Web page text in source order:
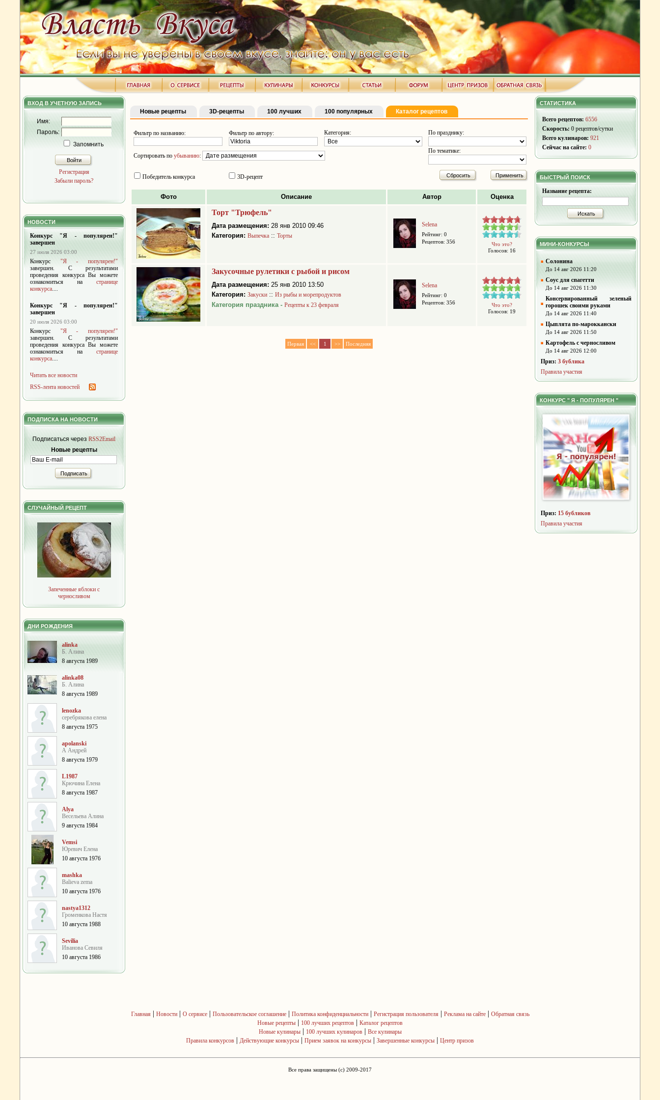
ВХОД В УЧЕТНУЮ ЗАПИСЬ
Имя:
Пароль:
Запомнить
Войти
Регистрация
Забыли пароль?
НОВОСТИ
Конкурс "Я - популярен!"
завершен
27 июля 2026 03:00
Конкурс"Я - популярен!"
завершен. С результатами
проведения конкурса Вы можете
ознакомиться на странице
конкурса....
Конкурс "Я - популярен!"
завершен
20 июля 2026 03:00
Конкурс "Я - популярен!"
завершен. С результатами
проведения конкурса Вы можете
ознакомиться на странице
конкурса....
Читать все новости
RSS-лента новостей
ПОДПИСКА НА НОВОСТИ
Подписаться черезRSS2Email
Новые рецепты
Подписать
СЛУЧАЙНЫЙ РЕЦЕПТ
Запеченные яблоки с
черносливом
ДНИ РОЖДЕНИЯ
alinka
Б. Алина
8 августа 1989
alinka08
Б. Алина
8 августа 1989
lenozka
серебрякова елена
8 августа 1975
apolanski
А Андрей
8 августа 1979
L1987
Крючина Елена
8 августа 1987
Alya
Весельева Алина
9 августа 1984
Vemsi
Юревич Елена
10 августа 1976
mashka
Balieva zema
10 августа 1976
nastya1312
Громенкова Настя
10 августа 1988
Sevilia
Иванова Севиля
10 августа 1986
Новые рецепты 3D-рецепты 100 лучших 100 популярных Каталог рецептов
Фильтр по названию: Фильтр по автору: Категория: По празднику:
Сортировать по убыванию:
По тематике:
Победитель конкурса 3D-рецепт Сбросить Применить
Фото Описание Автор Оценка
Торт "Трюфель"
Дата размещения: 28 янв 2010 09:46
Категория: Выпечка :: Торты
Selena
Рейтинг: 0
Рецептов: 356
Что это?
Голосов: 16
Закусочные рулетики с рыбой и рисом
Дата размещения: 25 янв 2010 13:50
Категория: Закуски :: Из рыбы и морепродуктов
Категория праздника - Рецепты к 23 февраля
Selena
Рейтинг: 0
Рецептов: 356
Что это?
Голосов: 19
Первая << 1 >> Последняя
СТАТИСТИКА
Всего рецептов: 6556
Скорость:0 рецептов/сутки
Всего кулинаров: 921
Сейчас на сайте: 0
БЫСТРЫЙ ПОИСК
Название рецепта:
Искать
МИНИ-КОНКУРСЫ
Солонина
До 14 авг 2026 11:20
Соус для спагетти
До 14 авг 2026 11:30
Консервированный зеленый
горошек своими руками
До 14 авг 2026 11:40
Цыплята по-мароккански
До 14 авг 2026 11:50
Картофель с черносливом
До 14 авг 2026 12:00
Приз: 3 бублика
Правила участия
КОНКУРС " Я - ПОПУЛЯРЕН "
Приз: 15 бубликов
Правила участия
Главная | Новости| О сервисе| Пользовательское соглашение| Политика конфиденциальности| Регистрация пользователя | Реклама на сайте| Обратная связь
Новые рецепты | 100 лучших рецептов | Каталог рецептов
Новые кулинары| 100 лучших кулинаров| Все кулинары
Правила конкурсов | Действующие конкурсы | Прием заявок на конкурсы | Завершенные конкурсы | Центр призов
Все права защищены (c) 2009-2017